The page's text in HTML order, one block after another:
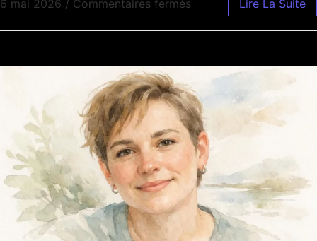
6 mai 2026 / Commentaires fermés Lire La Suite